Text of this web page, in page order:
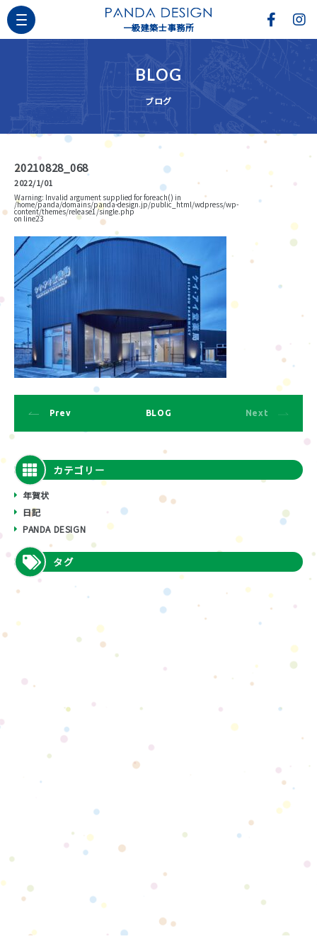
一級建築士事務所
BLOG
ブログ
20210828_068
2022/1/01
Warning: Invalid argument supplied for foreach() in
/home/panda/domains/panda-design.jp/public_html/wdpress/wp-
content/themes/release1/single.php
on line23
Prev BLOG Next
カテゴリー
年賀状
日記
PANDA DESIGN
タグ